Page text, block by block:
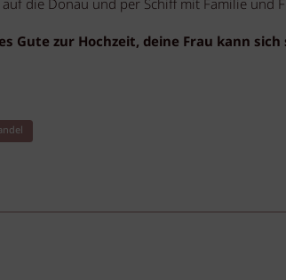
die Donau und per Schiff mit Familie und
Gute zur Hochzeit, deine Frau kann